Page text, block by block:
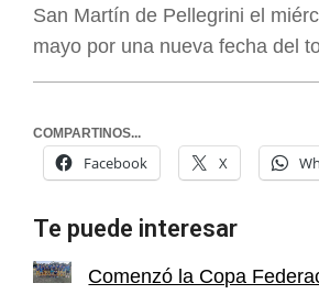
San Martín de Pellegrini el
mayo por una nueva fecha del
COMPARTINOS...
Facebook X
Te puede interesar
Comenzó la Copa